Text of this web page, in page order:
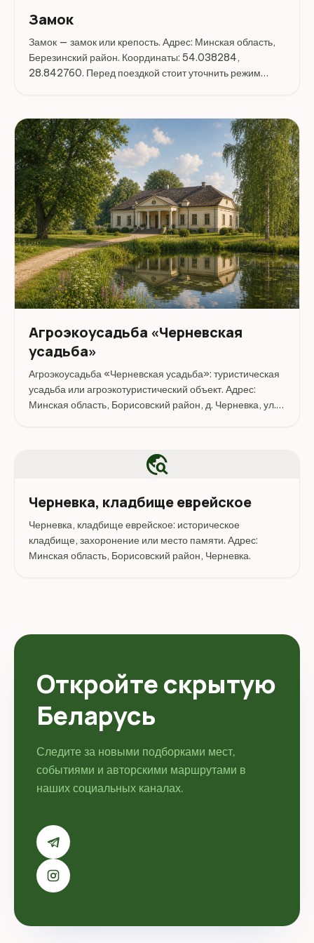
Замок
Замок — замок или крепость. Адрес: Минская область,
Березинский район. Координаты: 54.038284,
28.842760. Перед поездкой стоит уточнить режим
Агроэкоусадьба «Черневская
усадьба»
Агроэкоусадьба «Черневская усадьба»: туристическая
усадьба или агроэкотуристический объект. Адрес:
Минская область, Борисовский район, д. Черневка, ул.
travel_explore
Черневка, кладбище еврейское
Черневка, кладбище еврейское: историческое
кладбище, захоронение или место памяти. Адрес:
Минская область, Борисовский район, Черневка.
Откройте скрытую
Беларусь
Следите за новыми подборками мест,
событиями и авторскими маршрутами в
наших социальных каналах.